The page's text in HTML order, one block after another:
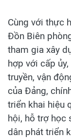
Cùng với thực
Đồn Biên
tham gia xây
hợp với cấp
truyền, vận
của Đảng,
triển khai hiệu
hội, hỗ trợ học
dân phát triển